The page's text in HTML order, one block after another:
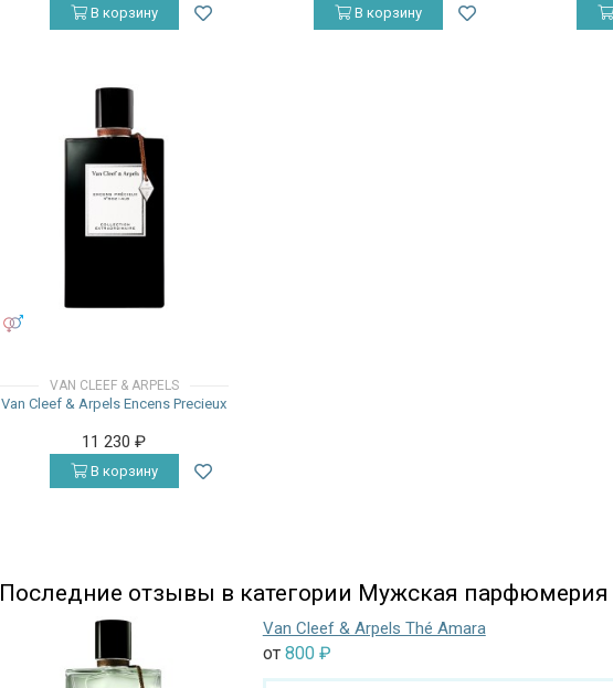
В корзину В корзину
VAN CLEEF & ARPELS
Van Cleef & Arpels Encens Precieux
11 230₽
В корзину
Последние отзывы в категории Мужская парфюмерия
Van Cleef & Arpels Thé Amara
от 800 ₽